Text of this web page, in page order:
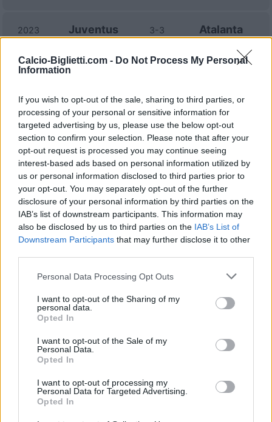
Calcio-Biglietti.com - Do Not Process My Personal
Information
If you wish to opt-out of the sale, sharing to third parties, or
processing of your personal or sensitive information for
targeted advertising by us, please use the below opt-out
section to confirm your selection. Please note that after your
opt-out request is processed you may continue seeing
interest-based ads based on personal information utilized by
us or personal information disclosed to third parties prior to
your opt-out. You may separately opt-out of the further
disclosure of your personal information by third parties on the
IAB’s list of downstream participants. This information may
also be disclosed by us to third parties on the IAB’s List of
Downstream Participants that may further disclose it to other
Personal Data Processing Opt Outs
I want to opt-out of the Sharing of my
personal data.
Opted In
I want to opt-out of the Sale of my
Personal Data.
Opted In
I want to opt-out of processing my
Personal Data for Targeted Advertising.
Opted In
2023 Juventus 3-3 Atalanta
2022 Atalanta 1-1 Juventus
2021 Juventus 0-1 Atalanta
2021 Atalanta 1-2 Juventus
2021 Juventus 0-0 Atalanta
2021 Atalanta 1-0 Juventus
Prossime partite Atalanta
Atalanta 23/08 Sassuolo
Atalanta
AS Roma Atalanta
Atalanta 12/09 Cagliari